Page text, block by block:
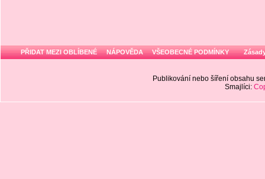
PŘIDAT MEZI OBLÍBENÉ NÁPOVĚDA VŠEOBECNÉ PODMÍNKY
Publikování nebo šíření obsahu
Smajlíci: